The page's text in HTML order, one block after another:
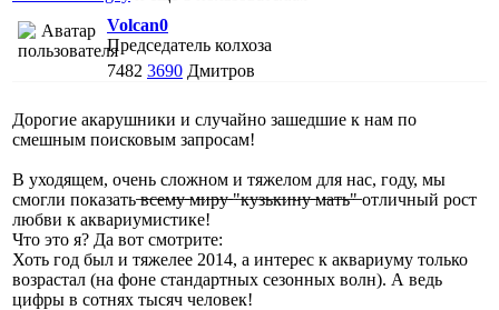
Volcan0
Председатель колхоза
7482 3690 Дмитров
Дорогие акарушники и случайно зашедшие к нам по
смешным поисковым запросам!
В уходящем, очень сложном и тяжелом для нас, году, мы
смогли показать ̶в̶с̶е̶м̶у̶ ̶м̶и̶р̶у̶ ̶"̶к̶у̶з̶ь̶к̶и̶н̶у̶ ̶м̶а̶т̶ь̶"̶ отличный рост
любви к аквариумистике!
Что это я? Да вот смотрите:
Хоть год был и тяжелее 2014, а интерес к аквариуму только
возрастал (на фоне стандартных сезонных волн). А ведь
цифры в сотнях тысяч человек!